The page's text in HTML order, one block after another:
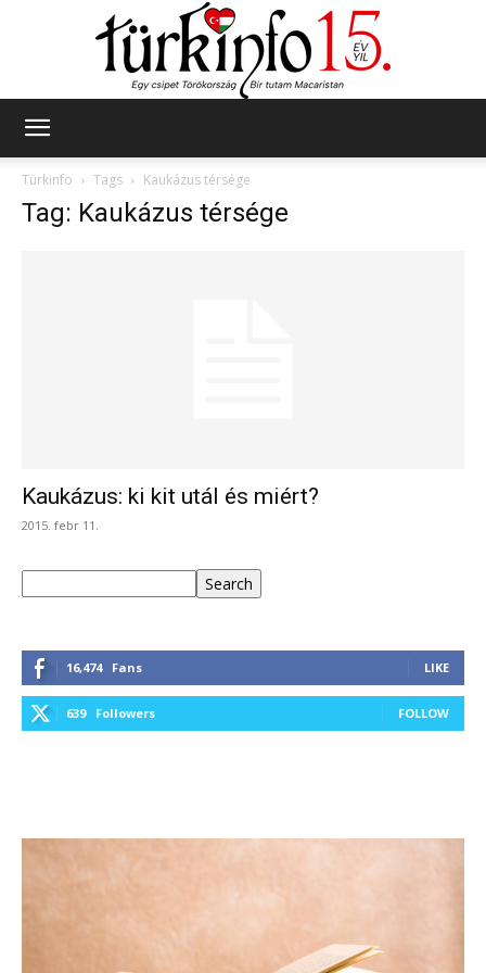
Türkinfo
Tags Kaukázus térsége
Tag: Kaukázus térsége
Kaukázus: ki kit utál és miért?
2015. febr 11.
Search
16,474 Fans LIKE
639 Followers FOLLOW